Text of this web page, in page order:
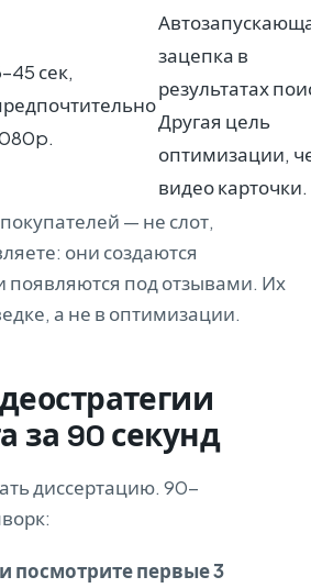
сек,
зацепка в
результатах
Другая цель
оптимизации,
видео карточки.
— не слот,
они создаются
появляются под отзывами. Их
а не в оптимизации.
за 90 секунд
диссертацию. 90-
посмотрите первые 3